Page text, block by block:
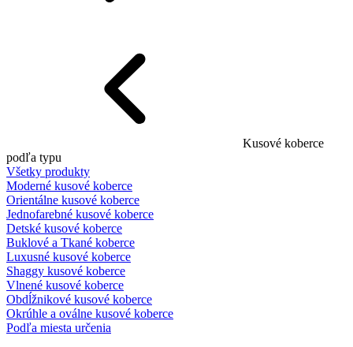
Kusové koberce
podľa typu
Všetky produkty
Moderné kusové koberce
Orientálne kusové koberce
Jednofarebné kusové koberce
Detské kusové koberce
Buklové a Tkané koberce
Luxusné kusové koberce
Shaggy kusové koberce
Vlnené kusové koberce
Obdĺžnikové kusové koberce
Okrúhle a oválne kusové koberce
Podľa miesta určenia